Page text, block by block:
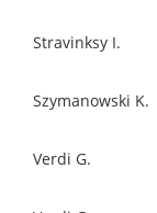
Stravinksy I.
Szymanowski K.
Verdi G.